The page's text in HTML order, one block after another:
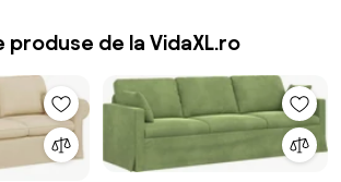
produse de la VidaXL.ro